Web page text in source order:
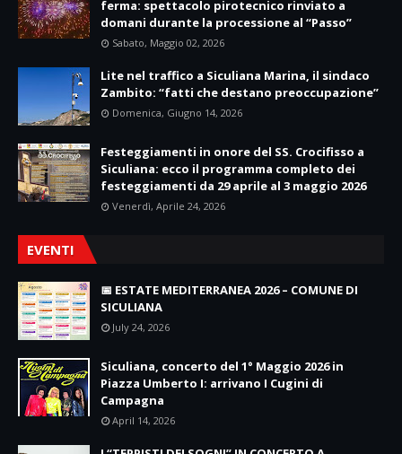
ferma: spettacolo pirotecnico rinviato a
domani durante la processione al “Passo”
Sabato, Maggio 02, 2026
Lite nel traffico a Siculiana Marina, il sindaco
Zambito: “fatti che destano preoccupazione”
Domenica, Giugno 14, 2026
Festeggiamenti in onore del SS. Crocifisso a
Siculiana: ecco il programma completo dei
festeggiamenti da 29 aprile al 3 maggio 2026
Venerdì, Aprile 24, 2026
EVENTI
📅 ESTATE MEDITERRANEA 2026 – COMUNE DI
SICULIANA
July 24, 2026
Siculiana, concerto del 1° Maggio 2026 in
Piazza Umberto I: arrivano I Cugini di
Campagna
April 14, 2026